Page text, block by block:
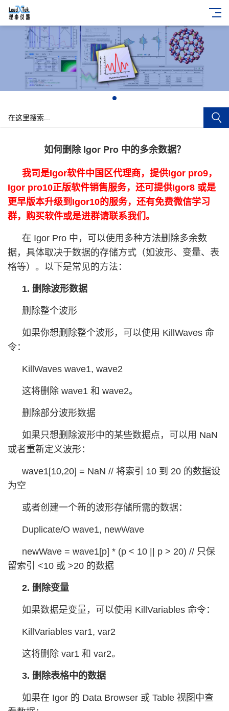
如何删除 Igor Pro 中的多余数据？
我司是Igor软件中国区代理商，提供Igor pro9，
Igor pro10正版软件销售服务，还可提供Igor8 或是
更早版本升级到Igor10的服务，还有免费微信学习
群，购买软件或是进群请联系我们。
在 Igor Pro 中，可以使用多种方法删除多余数
据，具体取决于数据的存储方式（如波形、变量、表
格等）。以下是常见的方法：
1. 删除波形数据
删除整个波形
如果你想删除整个波形，可以使用 KillWaves 命
令：
KillWaves wave1, wave2
这将删除 wave1 和 wave2。
删除部分波形数据
如果只想删除波形中的某些数据点，可以用 NaN
或者重新定义波形：
wave1[10,20] = NaN // 将索引 10 到 20 的数据设
为空
或者创建一个新的波形存储所需的数据：
Duplicate/O wave1, newWave
newWave = wave1[p] * (p < 10 || p > 20) // 只保
留索引 <10 或 >20 的数据
2. 删除变量
如果数据是变量，可以使用 KillVariables 命令：
KillVariables var1, var2
这将删除 var1 和 var2。
3. 删除表格中的数据
如果在 Igor 的 Data Browser 或 Table 视图中查